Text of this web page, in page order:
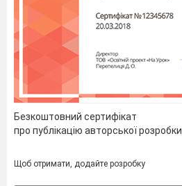
Безкоштовний сертифікат
про публікацію авторської розробки
Щоб отримати, додайте розробку